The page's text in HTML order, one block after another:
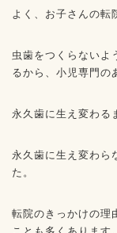
よく、お子さんの転
虫歯をつくらないよ
るから、小児専門の
永久歯に生え変わる
永久歯に生え変わら
た。
転院のきっかけの理